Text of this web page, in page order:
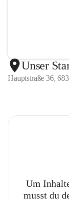
Unser
Hauptstraße 36,
Um
musst du